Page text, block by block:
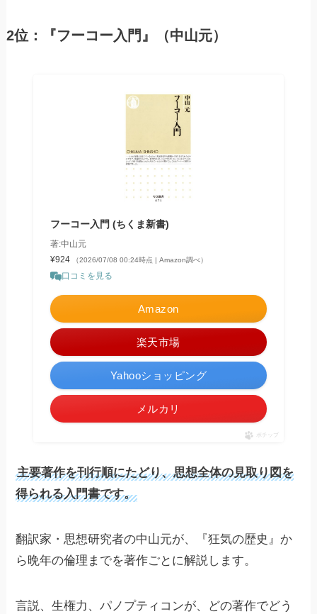
2位：『フーコー入門』（中山元）
フーコー入門 (ちくま新書)
著:中山元
¥924
（2026/07/08 00:24時点 | Amazon調べ）
口コミを見る
Amazon
楽天市場
Yahooショッピング
メルカリ
ポチップ
主要著作を刊行順にたどり、思想全体の見取り図を
得られる入門書です。
翻訳家・思想研究者の中山元が、『狂気の歴史』か
ら晩年の倫理までを著作ごとに解説します。
言説、生権力、パノプティコンが、どの著作でどう